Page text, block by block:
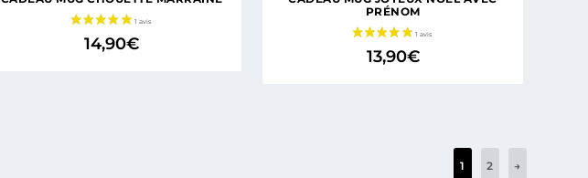
14,90€
PRÉNOM
13,90€
1 2 →